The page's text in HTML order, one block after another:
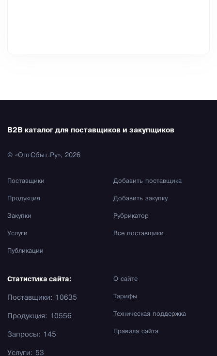
B2B каталог для поставщиков и закупщиков
© «ОптСбыт.Ру», 2026
Поставщики
Продукция
Закупки
Услуги
Публикации
Добавить поставщика
Добавить закупку
Рубрикатор
Все поставщики
О сайте
Тарифы
Техническая поддержка
Правила сайта
Статистика сайта:
Поставщики: 10635
Продукция: 10556
Запросы: 145
Услуги: 53